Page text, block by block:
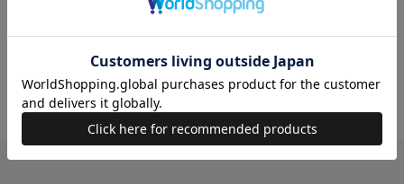
初めてご利用のお客様は、こちらから会員登録を行ってください。
うになります。